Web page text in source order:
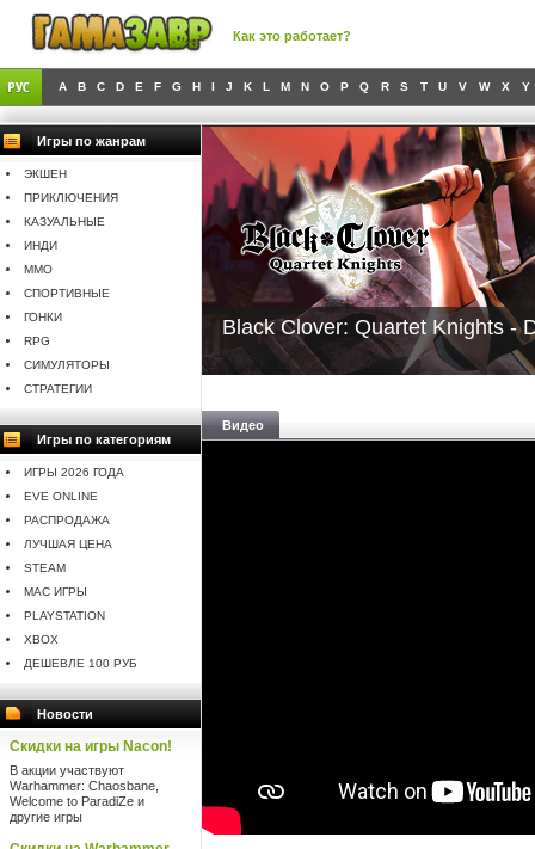
Как это работает?
A B C D E F G H I J K L M N O P Q R S T U V W X Y
Игры по жанрам
ЭКШЕН
ПРИКЛЮЧЕНИЯ
КАЗУАЛЬНЫЕ
ИНДИ
MMO
СПОРТИВНЫЕ
ГОНКИ
RPG
СИМУЛЯТОРЫ
СТРАТЕГИИ
Игры по категориям
ИГРЫ 2026 ГОДА
EVE ONLINE
РАСПРОДАЖА
ЛУЧШАЯ ЦЕНА
STEAM
MAC ИГРЫ
PLAYSTATION
XBOX
ДЕШЕВЛЕ 100 РУБ
Новости
Скидки на игры Nacon!
В акции участвуют
Warhammer: Chaosbane,
Welcome to ParadiZe и
другие игры
Black Clover: Quartet Knights -
Видео